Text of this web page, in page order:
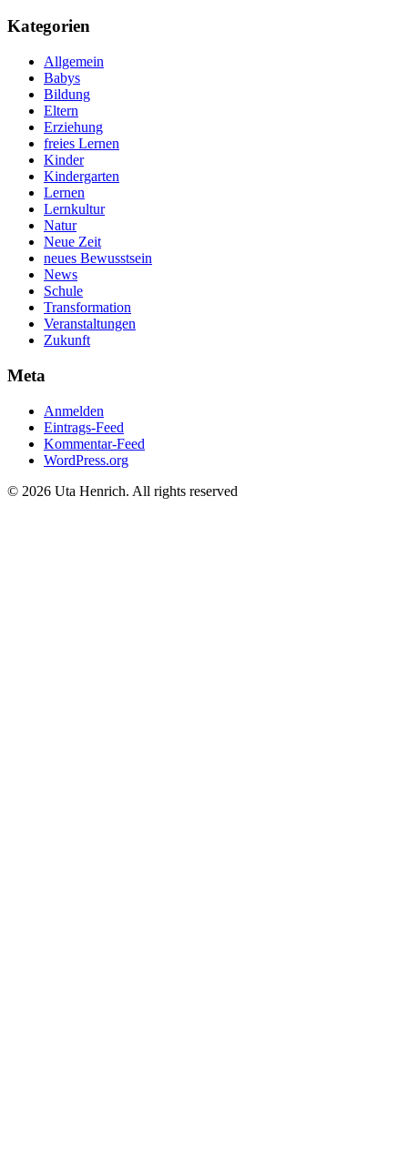
Kategorien
Allgemein
Babys
Bildung
Eltern
Erziehung
freies Lernen
Kinder
Kindergarten
Lernen
Lernkultur
Natur
Neue Zeit
neues Bewusstsein
News
Schule
Transformation
Veranstaltungen
Zukunft
Meta
Anmelden
Eintrags-Feed
Kommentar-Feed
WordPress.org
© 2026 Uta Henrich. All rights reserved